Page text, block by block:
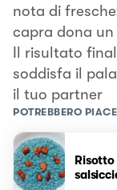
nota di
capra dona
Il risultato
soddisfa il
il tuo partner
POTREBBERO